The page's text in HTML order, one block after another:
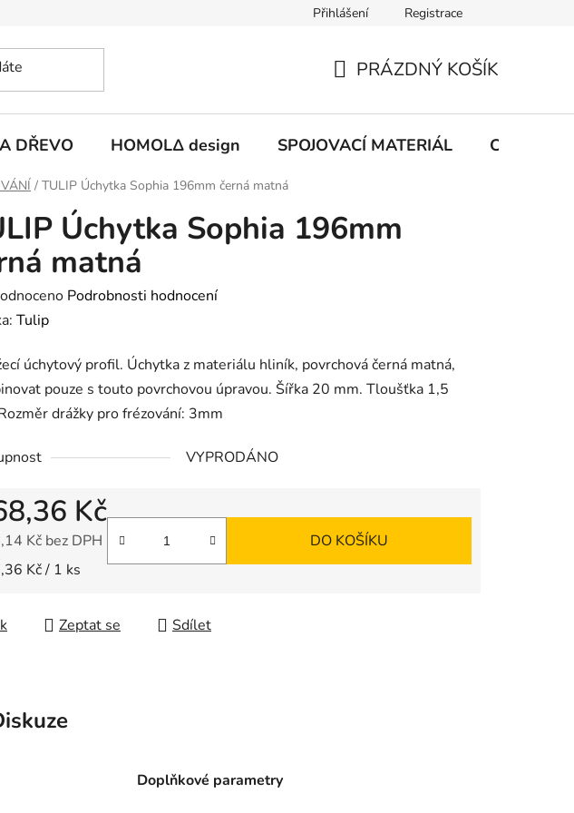
Přihlášení Registrace
KOŠÍK
PRÁZDNÝ KOŠÍK
DŘEVO HOMOLΔ design SPOJOVACÍ MATERIÁL CHEMIE
/ TULIP Úchytka Sophia 196mm černá matná
Úchytka Sophia 196mm
matná
Podrobnosti hodnocení
Tulip
úchytový profil. Úchytka z materiálu hliník, povrchová černá matná,
pouze s touto povrchovou úpravou. Šířka 20 mm. Tloušťka 1,5
drážky pro frézování: 3mm
VYPRODÁNO
Kč
Kč bez DPH
cena:
Kč / 1 ks
DO KOŠÍKU
Zeptat se Sdílet
Doplňkové parametry